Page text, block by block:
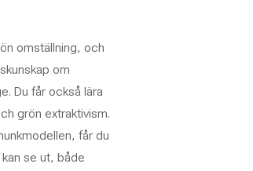
omställning, och
om
Du får också lära
grön extraktivism.
får du
se ut, både